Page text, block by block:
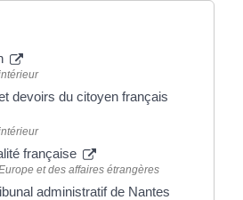
devoirs du citoyen français
française
et des affaires étrangères
administratif de Nantes